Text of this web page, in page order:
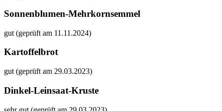
Sonnenblumen-Mehrkornsemmel
gut (geprüft am 11.11.2024)
Kartoffelbrot
gut (geprüft am 29.03.2023)
Dinkel-Leinsaat-Kruste